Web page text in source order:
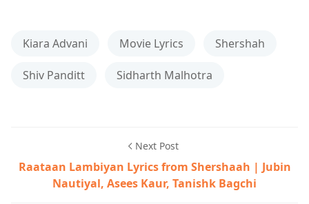
Kiara Advani Movie Lyrics Shershah
Shiv Panditt Sidharth Malhotra
Next Post
Raataan Lambiyan Lyrics from Shershaah | Jubin
Nautiyal, Asees Kaur, Tanishk Bagchi